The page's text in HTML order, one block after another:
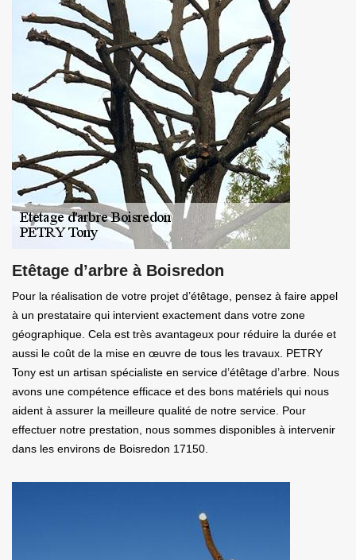
Etêtage d’arbre à Boisredon
Pour la réalisation de votre projet d’étêtage, pensez à faire appel
à un prestataire qui intervient exactement dans votre zone
géographique. Cela est très avantageux pour réduire la durée et
aussi le coût de la mise en œuvre de tous les travaux. PETRY
Tony est un artisan spécialiste en service d’étêtage d’arbre. Nous
avons une compétence efficace et des bons matériels qui nous
aident à assurer la meilleure qualité de notre service. Pour
effectuer notre prestation, nous sommes disponibles à intervenir
dans les environs de Boisredon 17150.